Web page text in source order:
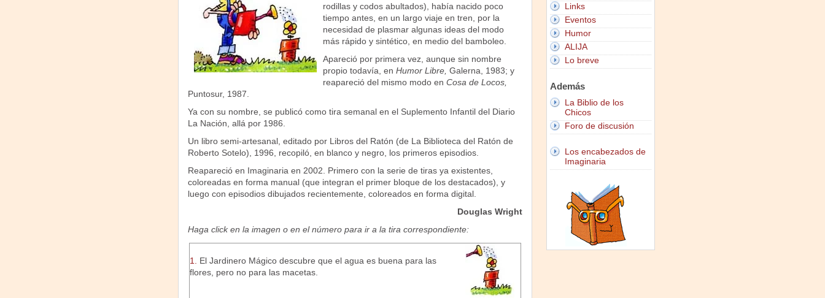
rodillas y codos abultados), había nacido poco
tiempo antes, en un largo viaje en tren, por la
necesidad de plasmar algunas ideas del modo
más rápido y sintético, en medio del bamboleo.
Apareció por primera vez, aunque sin nombre
propio todavía, en Humor Libre, Galerna, 1983; y
reapareció del mismo modo en Cosa de Locos,
Puntosur, 1987.
Ya con su nombre, se publicó como tira semanal en el Suplemento Infantil del Diario
La Nación, allá por 1986.
Un libro semi-artesanal, editado por Libros del Ratón (de La Biblioteca del Ratón de
Roberto Sotelo), 1996, recopiló, en blanco y negro, los primeros episodios.
Reapareció en Imaginaria en 2002. Primero con la serie de tiras ya existentes,
coloreadas en forma manual (que integran el primer bloque de los destacados), y
luego con episodios dibujados recientemente, coloreados en forma digital.
Douglas Wright
Haga click en la imagen o en el número para ir a la tira correspondiente:
1.
El Jardinero Mágico descubre que el agua es buena para las
flores, pero no para las macetas.
Links
Eventos
Humor
ALIJA
Lo breve
Además
La Biblio de los
Chicos
Foro de discusión
Los encabezados de
Imaginaria